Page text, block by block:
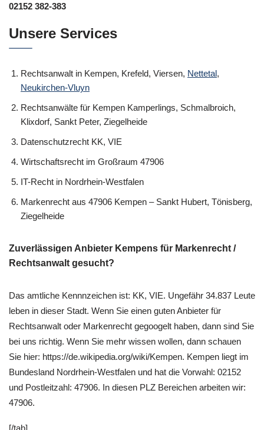
02152 382-383
Unsere Services
Rechtsanwalt in Kempen, Krefeld, Viersen, Nettetal,
Neukirchen-Vluyn
Rechtsanwälte für Kempen Kamperlings, Schmalbroich,
Klixdorf, Sankt Peter, Ziegelheide
Datenschutzrecht KK, VIE
Wirtschaftsrecht im Großraum 47906
IT-Recht in Nordrhein-Westfalen
Markenrecht aus 47906 Kempen – Sankt Hubert, Tönisberg,
Ziegelheide
Zuverlässigen Anbieter Kempens für Markenrecht /
Rechtsanwalt gesucht?
Das amtliche Kennnzeichen ist: KK, VIE. Ungefähr 34.837 Leute
leben in dieser Stadt. Wenn Sie einen guten Anbieter für
Rechtsanwalt oder Markenrecht gegoogelt haben, dann sind Sie
bei uns richtig. Wenn Sie mehr wissen wollen, dann schauen
Sie hier: https://de.wikipedia.org/wiki/Kempen. Kempen liegt im
Bundesland Nordrhein-Westfalen und hat die Vorwahl: 02152
und Postleitzahl: 47906. In diesen PLZ Bereichen arbeiten wir:
47906.
[/tab]